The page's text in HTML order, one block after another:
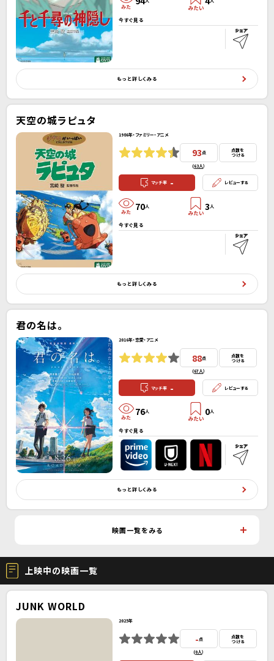
今すぐ見る
もっと詳しくみる
天空の城ラピュタ
1986年・ファミリー・アニメ
93点
(63人）
点数を
つける
マッチ率 - レビューする
70人 3人
今すぐ見る
もっと詳しくみる
君の名は。
2016年・恋愛・アニメ
88点
(67人）
点数を
つける
マッチ率 - レビューする
76人 0人
今すぐ見る
もっと詳しくみる
映画一覧をみる
上映中の映画一覧
JUNK WORLD
2025年
- 点
(0人）
点数を
つける